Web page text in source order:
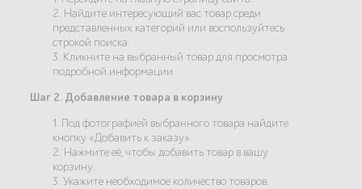
2. Найдите интересующий вас товар среди
представленных категорий или воспользуйтесь
строкой поиска.
3. Кликните на выбранный товар для просмотра
подробной информации.
Шаг 2. Добавление товара в корзину
1. Под фотографией выбранного товара найдите
кнопку «Добавить к заказу».
2. Нажмите её, чтобы добавить товар в вашу
корзину.
3. Укажите необходимое количество товаров.